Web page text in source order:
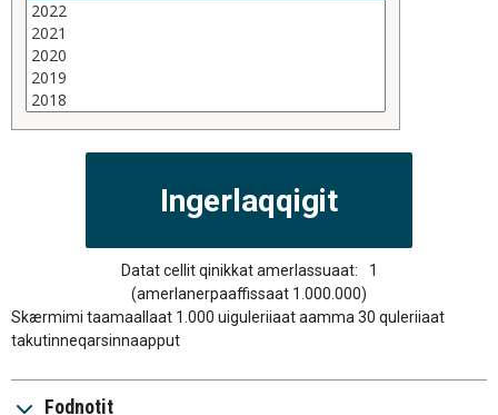
Datat cellit qinikkat amerlassuaat:
1
(amerlanerpaaffissaat 1.000.000)
Skærmimi taamaallaat 1.000 uiguleriiaat aamma 30 quleriiaat
takutinneqarsinnaapput
Fodnotit